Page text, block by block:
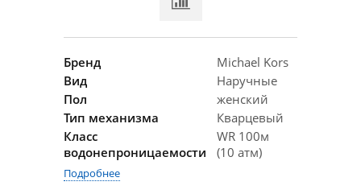
Бренд
Michael Kors
Вид
Наручные
Пол
женский
Тип механизма
Кварцевый
Класс
водонепроницаемости
WR 100м
(10 атм)
Подробнее